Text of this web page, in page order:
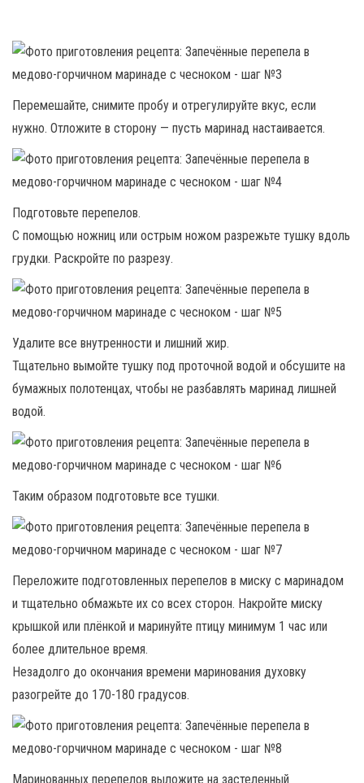
Перемешайте, снимите пробу и отрегулируйте вкус, если
нужно. Отложите в сторону — пусть маринад настаивается.
Подготовьте перепелов.
С помощью ножниц или острым ножом разрежьте тушку вдоль
грудки. Раскройте по разрезу.
Удалите все внутренности и лишний жир.
Тщательно вымойте тушку под проточной водой и обсушите на
бумажных полотенцах, чтобы не разбавлять маринад лишней
водой.
Таким образом подготовьте все тушки.
Переложите подготовленных перепелов в миску с маринадом
и тщательно обмажьте их со всех сторон. Накройте миску
крышкой или плёнкой и маринуйте птицу минимум 1 час или
более длительное время.
Незадолго до окончания времени маринования духовку
разогрейте до 170-180 градусов.
Маринованных перепелов выложите на застеленный